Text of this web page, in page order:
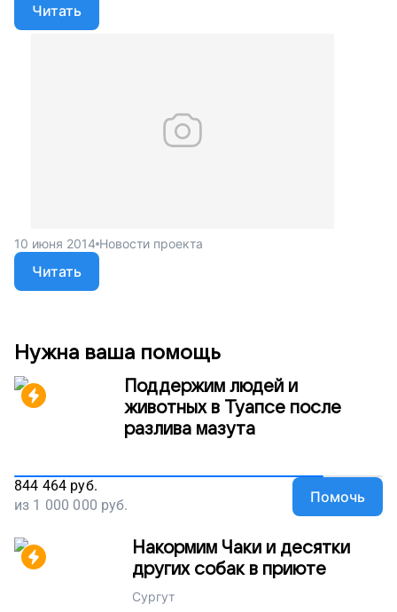
Читать
10 июня 2014 Новости проекта
Читать
Нужна ваша помощь
Поддержим людей и
животных в Туапсе после
разлива мазута
844 464 руб.
из 1 000 000 руб. Помочь
Накормим Чаки и десятки
других собак в приюте
Сургут